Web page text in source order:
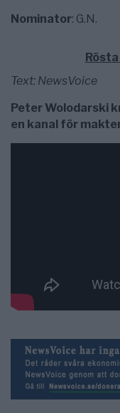
Nominator: G.N.
Text: NewsVoice
Peter Wolodarski
en kanal för